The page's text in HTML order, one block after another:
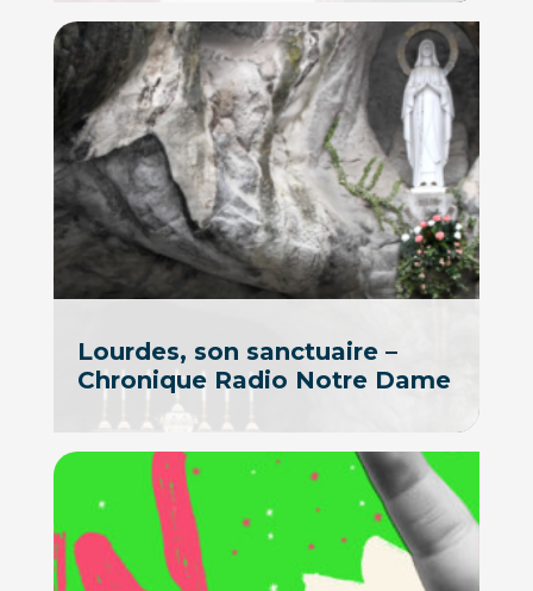
Lourdes, son sanctuaire –
Chronique Radio Notre Dame